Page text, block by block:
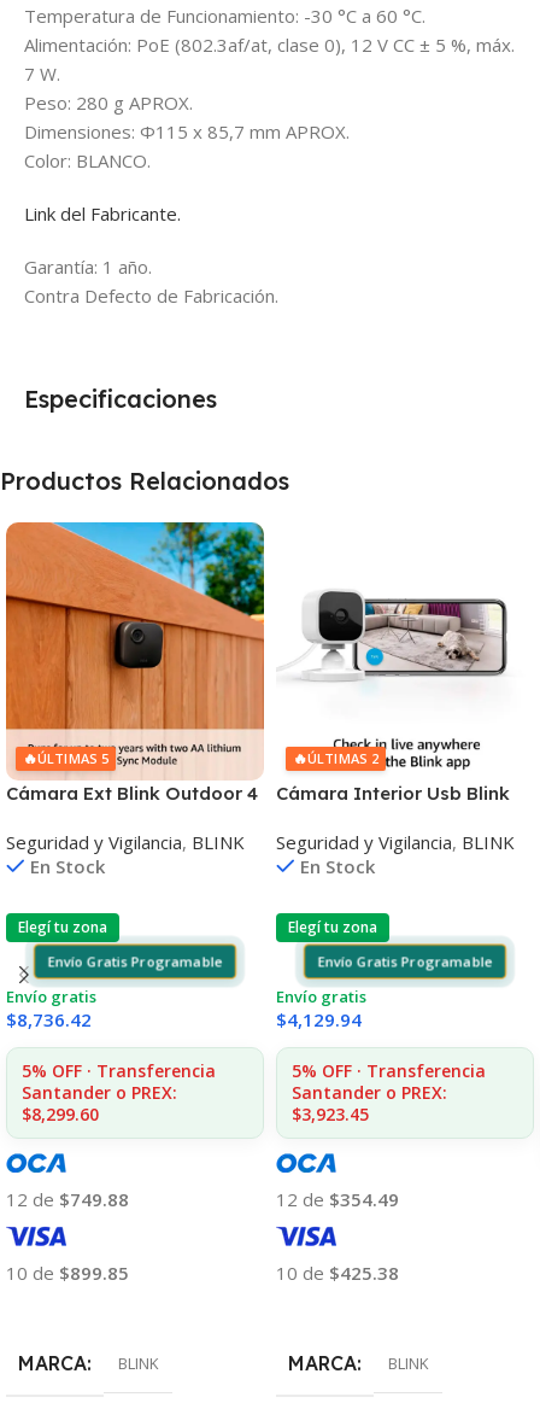
Temperatura de Funcionamiento: -30 °C a 60 °C.
Alimentación: PoE (802.3af/at, clase 0), 12 V CC ± 5 %, máx.
7 W.
Peso: 280 g APROX.
Dimensiones: Φ115 x 85,7 mm APROX.
Color: BLANCO.
Link del Fabricante.
Garantía: 1 año.
Contra Defecto de Fabricación.
Especificaciones
Productos Relacionados
🔥ÚLTIMAS 5
Cámara Ext Blink Outdoor 4
Module Core
Seguridad y Vigilancia, BLINK
En Stock
Elegí tu zona
Envío Gratis Programable
Envío gratis
$8,736.42
5% OFF · Transferencia
Santander o PREX:
$8,299.60
12 de $749.88
10 de $899.85
MARCA BLINK
🔥ÚLTIMAS 2
Cámara Interior Usb Blink
Seguridad y Vigilancia, BLINK
En Stock
Elegí tu zona
Envío Gratis Programable
Envío gratis
$4,129.94
5% OFF · Transferencia
Santander o PREX:
$3,923.45
12 de $354.49
10 de $425.38
MARCA BLINK